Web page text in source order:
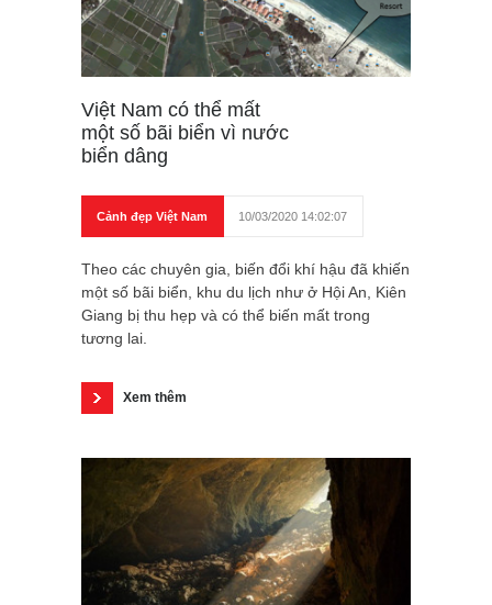
Việt Nam có thể mất
một số bãi biển vì nước
biển dâng
Cảnh đẹp Việt Nam 10/03/2020 14:02:07
Theo các chuyên gia, biến đổi khí hậu đã khiến
một số bãi biển, khu du lịch như ở Hội An, Kiên
Giang bị thu hẹp và có thể biến mất trong
tương lai.
Xem thêm